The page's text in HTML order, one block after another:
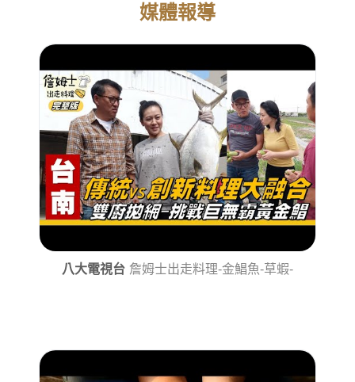
媒體報導
八大電視台 詹姆士出走料理-金鯧魚-草蝦-